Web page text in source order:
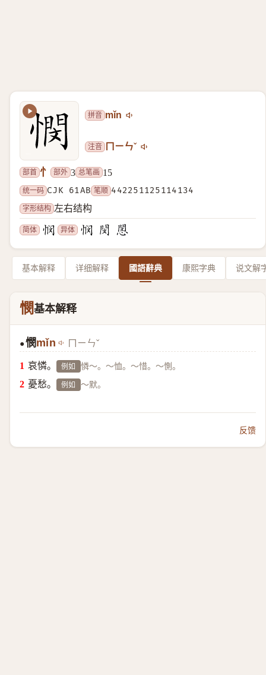
拼音 mǐn
注音 ㄇㄧㄣˇ
部首 忄 部外 3 总笔画 15
统一码 CJK 61AB 笔顺 442251125114134
字形结构 左右结构
简体 异体
基本解释 详细解释 國語辭典 康熙字典 说文解
憫基本解释
●憫mǐn ㄇㄧㄣˇ
哀憐。 例如 憐～。～恤。～惜。～惻。
憂愁。 例如 ～默。
反馈